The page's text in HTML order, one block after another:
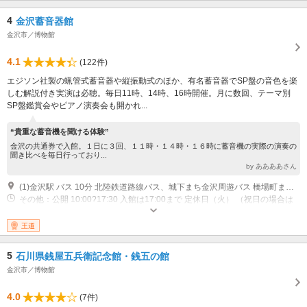
4 金沢蓄音器館
金沢市／博物館
4.1
(122件)
エジソン社製の蝋管式蓄音器や縦振動式のほか、有名蓄音器でSP盤の音色を楽
しむ解説付き実演は必聴。毎日11時、14時、16時開催。月に数回、テーマ別
SP盤鑑賞会やピアノ演奏会も開かれ...
“貴重な蓄音機を聞ける体験”
金沢の共通券で入館。１日に３回、１１時・１４時・１６時に蓄音機の実際の演奏の
聞き比べを毎日行っており...
by ああああさん
(1)金沢駅 バス 10分 北陸鉄道路線バス、城下まち金沢周遊バス 橋場町または尾張町バス停 徒歩 3分 武蔵ヶ辻・近江町バス停 5分 金沢ふらっとバス材木ルート
その他：公開 10:00?17:30 入館は17:00まで 定休日（火） （祝日の場合は
翌平日） 休館 12月29日?1月3日、展示入替日
王道
5 石川県銭屋五兵衛記念館・銭五の館
金沢市／博物館
4.0 (7件)